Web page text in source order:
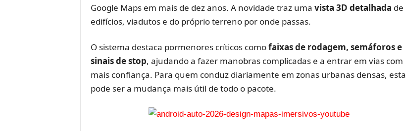
Google Maps em mais de dez anos. A novidade traz uma vista 3D detalhada de
edifícios, viadutos e do próprio terreno por onde passas.
O sistema destaca pormenores críticos comofaixas de rodagem, semáforos e
sinais de stop, ajudando a fazer manobras complicadas e a entrar em vias com
mais confiança. Para quem conduz diariamente em zonas urbanas densas, esta
pode ser a mudança mais útil de todo o pacote.